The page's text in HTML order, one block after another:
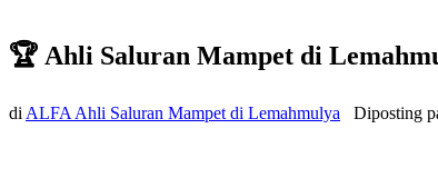
🏆 Ahli Saluran Mampet di
di ALFA Ahli Saluran Mampet di Lemahmulya Diposting